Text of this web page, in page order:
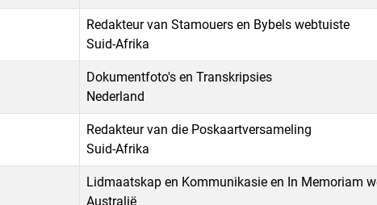
Redakteur van Stamouers en Bybels webtuiste
Suid-Afrika
Dokumentfoto's en Transkripsies
Nederland
Redakteur van die Poskaartversameling
Suid-Afrika
Lidmaatskap en Kommunikasie en In Memoriam
Australië